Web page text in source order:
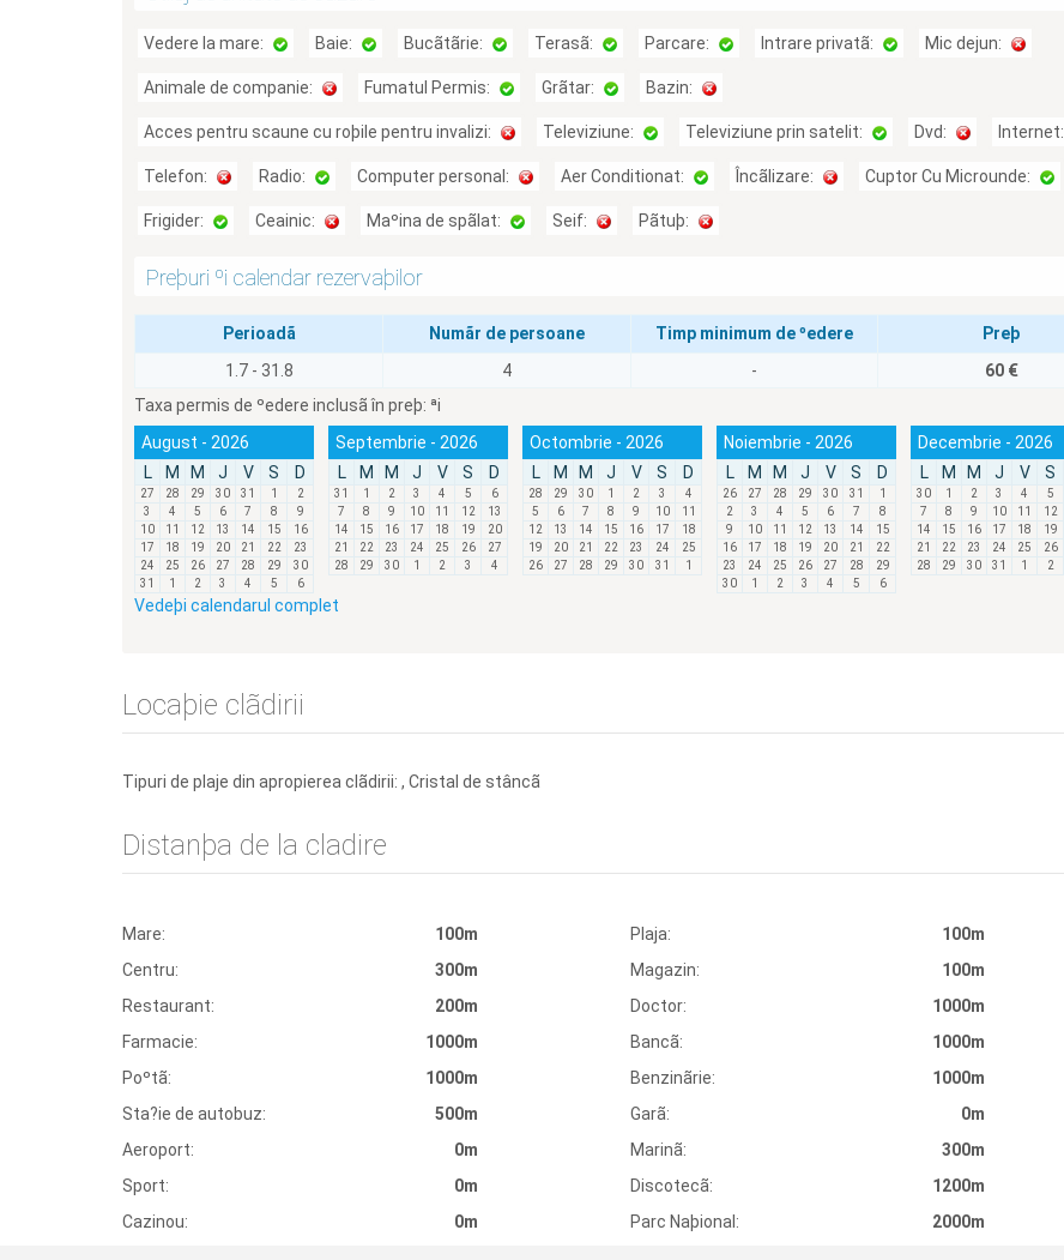
Vedere la mare: Baie: Bucãtãrie: Terasã: Parcare: Intrare privatã: Mic dejun:
Animale de companie: Fumatul Permis: Grãtar: Bazin:
Acces pentru scaune cu roþile pentru invalizi: Televiziune: Televiziune prin satelit: Dvd: Internet:
Telefon: Radio: Computer personal: Aer Conditionat: Încãlizare: Cuptor Cu Microunde:
Frigider: Ceainic: Maºina de spãlat: Seif: Pãtuþ:
Preþuri ºi calendar rezervaþilor
Perioadã Numãr de persoane Timp minimum de ºedere
Preþ
1.7 - 31.8
4 -
60 €
Taxa permis de ºedere inclusã în preþ: ªi
August - 2026
L
M M J V S D
27 28 29 30 31 1
2
3
4 5 6 7 8
9
10
11 12 13 14 15
16
17
18 19 20 21 22
23
24
25 26 27 28 29
30
31
1 2 3 4 5 6
Septembrie - 2026
L
M M J V S D
31 1 2 3 4 5
6
7
8 9 10 11 12
13
14
15 16 17 18 19
20
21
22 23 24 25 26
27
28
29 30 1 2 3 4
Octombrie - 2026
L
M M J V S D
28 29 30 1 2 3
4
5
6 7 8 9 10
11
12
13 14 15 16 17
18
19
20 21 22 23 24
25
26
27 28 29 30 31 1
Noiembrie - 2026
L
M M J V S D
26 27 28 29 30 31
1
2
3 4 5 6 7
8
9
10 11 12 13 14
15
16
17 18 19 20 21
22
23
24 25 26 27 28
29
30
1 2 3 4 5 6
Decembrie - 2026
L
M M J V S
30 1 2 3 4 5
7
8 9 10 11 12
14
15 16 17 18 19
21
22 23 24 25 26
28
29 30 31 1 2
Vedeþi calendarul complet
Locaþie clãdirii
Tipuri de plaje din apropierea clãdirii: , Cristal de stâncã
Distanþa de la cladire
Mare: 100m Plaja:
100m
Centru:
300m Magazin:
100m
Restaurant:
200m Doctor:
1000m
Farmacie:
1000m Bancã:
1000m
Poºtã:
1000m Benzinãrie:
1000m
Sta?ie de autobuz:
500m Garã:
0m
Aeroport:
0m Marinã:
300m
Sport:
0m Discotecã:
1200m
Cazinou:
0m Parc Naþional: 2000m